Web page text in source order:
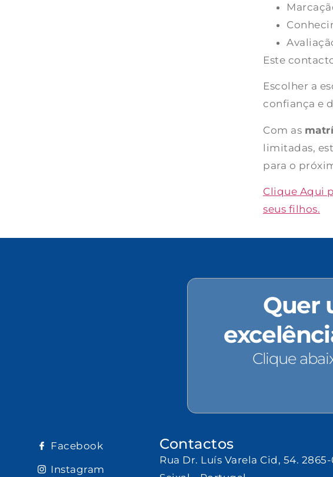
Este
Escolher a
confiança e
Com as
limitadas,
para o
Clique Aqui
seus filhos.
Quer
Clique
Facebook
Instagram
Contactos
Rua Dr. Luís Varela Cid, 54.